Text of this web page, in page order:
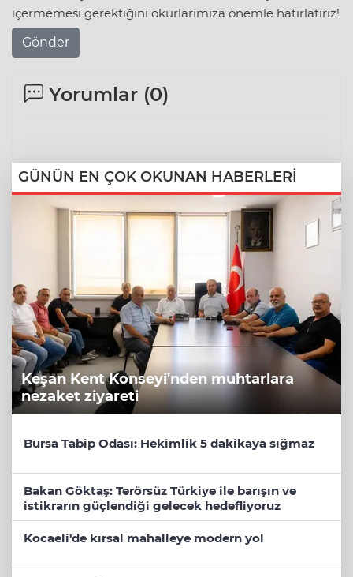
içermemesi gerektiğini okurlarımıza önemle hatırlatırız!
Gönder
Yorumlar (0)
GÜNÜN EN ÇOK OKUNAN HABERLERİ
Keşan Kent Konseyi'nden muhtarlara
nezaket ziyareti
Bursa Tabip Odası: Hekimlik 5 dakikaya sığmaz
Bakan Göktaş: Terörsüz Türkiye ile barışın ve
istikrarın güçlendiği gelecek hedefliyoruz
Kocaeli'de kırsal mahalleye modern yol